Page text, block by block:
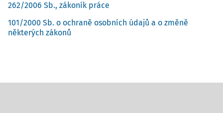
262/2006 Sb., zákoník práce
101/2000 Sb. o ochraně osobních údajů a o změně
některých zákonů